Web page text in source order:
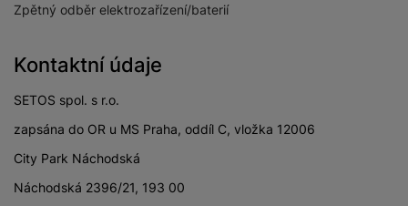
Zpětný odběr elektrozařízení/baterií
Kontaktní údaje
SETOS spol. s r.o.
zapsána do OR u MS Praha, oddíl C, vložka 12006
City Park Náchodská
Náchodská 2396/21, 193 00